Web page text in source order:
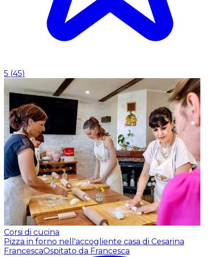
5 (45)
Corsi di cucina
Pizza in forno nell'accogliente casa di Cesarina
FrancescaOspitato da Francesca